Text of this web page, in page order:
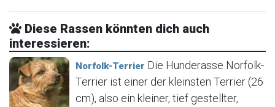
Diese Rassen könnten dich auch
interessieren:
Norfolk-Terrier Die Hunderasse Norfolk-
Terrier ist einer der kleinsten Terrier (26
cm), also ein kleiner, tief gestellter,